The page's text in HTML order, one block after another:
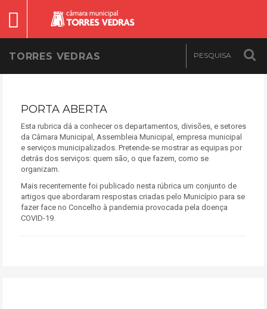
TORRES VEDRAS
PORTA ABERTA
Esta rubrica dá a conhecer os departamentos, divisões, e setores
da Câmara Municipal, Assembleia Municipal, empresa municipal
e serviços municipalizados. Pretende-se mostrar as equipas por
detrás dos serviços: quem são, o que fazem, como se
organizam.
Mais recentemente foi publicado nesta rúbrica um conjunto de
artigos que abordaram respostas criadas pelo Município para se
fazer face no Concelho à pandemia provocada pela doença
COVID-19.